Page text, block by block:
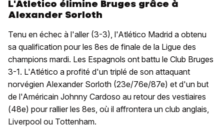
L'Atletico élimine Bruges grâce à
Alexander Sorloth
Tenu en échec à l'aller (3-3), l'Atlético Madrid a obtenu
sa qualification pour les 8es de finale de la Ligue des
champions mardi. Les Espagnols ont battu le Club Bruges
3-1. L'Atlético a profité d'un triplé de son attaquant
norvégien Alexander Sorloth (23e/76e/87e) et d'un but
de l'Américain Johnny Cardoso au retour des vestiaires
(48e) pour rallier les 8es, où il affrontera un club anglais,
Liverpool ou Tottenham.